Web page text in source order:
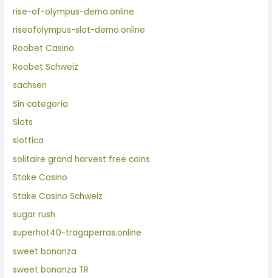
rise-of-olympus-demo.online
riseofolympus-slot-demo.online
Roobet Casino
Roobet Schweiz
sachsen
Sin categoría
Slots
slottica
solitaire grand harvest free coins
Stake Casino
Stake Casino Schweiz
sugar rush
superhot40-tragaperras.online
sweet bonanza
sweet bonanza TR